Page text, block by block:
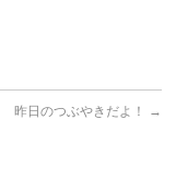
昨日のつぶやきだよ！ →